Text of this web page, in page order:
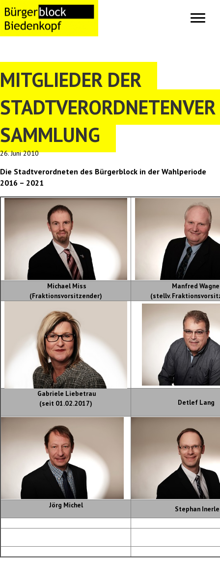
MITGLIEDER DER
STADTVERORDNETENVER
SAMMLUNG
26. Juni 2010
Die Stadtverordneten des Bürgerblock in der Wahlperiode
2016 – 2021
Michael Miss
(Fraktionsvorsitzender)
Manfred
(stellv.
Gabriele Liebetrau
(seit 01.02.2017)
Detlef Lang
Jörg Michel Stephan Inerle